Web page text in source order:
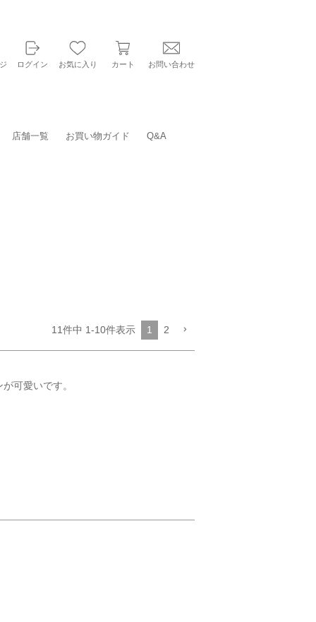
ログイン お気に入り カート お問い合わせ
店舗一覧 お買い物ガイド Q&A
11件中 1-10件表示 1 2
可愛いです。